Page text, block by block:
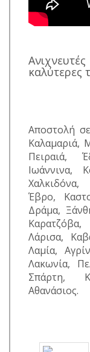
καλύτερες
Αποστολή
Καλαμαριά,
Πειραιά,
Ιωάννινα,
Έβρο,
Δράμα,
Λάρισα,
Λαμία,
Λακωνία,
Σπάρτη,
Αθανάσιος.